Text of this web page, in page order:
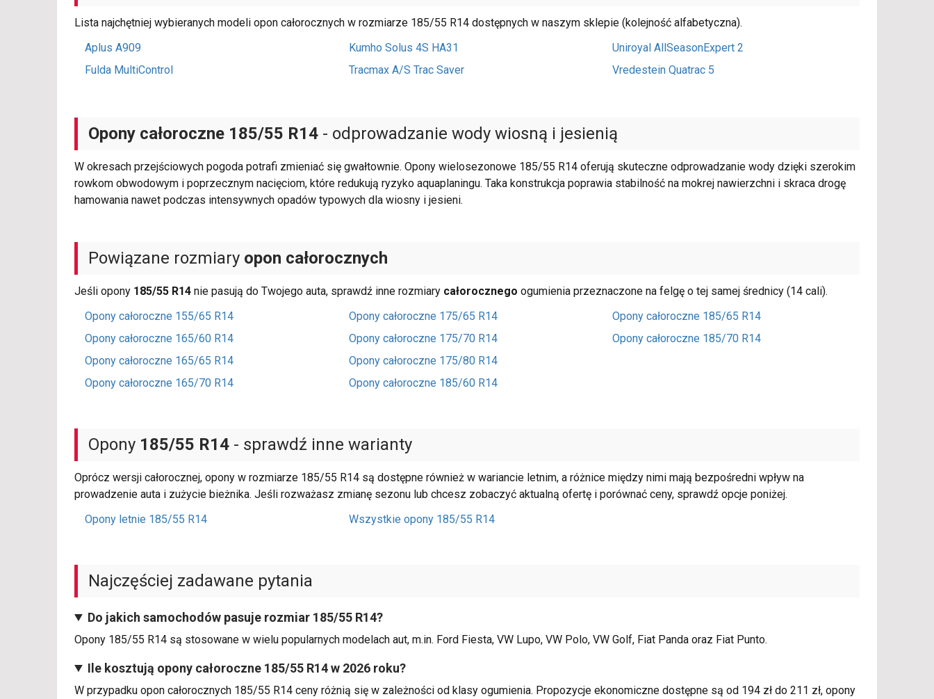
Lista najchętniej wybieranych modeli opon całorocznych w rozmiarze 185/55 R14 dostępnych w naszym sklepie (kolejność alfabetyczna).
Aplus A909
Fulda MultiControl
Kumho Solus 4S HA31
Tracmax A/S Trac Saver
Uniroyal AllSeasonExpert 2
Vredestein Quatrac 5
Opony całoroczne 185/55 R14 - odprowadzanie wody wiosną i jesienią
W okresach przejściowych pogoda potrafi zmieniać się gwałtownie. Opony wielosezonowe 185/55 R14 oferują skuteczne odprowadzanie wody dzięki szerokim
rowkom obwodowym i poprzecznym nacięciom, które redukują ryzyko aquaplaningu. Taka konstrukcja poprawia stabilność na mokrej nawierzchni i skraca drogę
hamowania nawet podczas intensywnych opadów typowych dla wiosny i jesieni.
Powiązane rozmiary opon całorocznych
Jeśli opony 185/55 R14 nie pasują do Twojego auta, sprawdź inne rozmiary całorocznego ogumienia przeznaczone na felgę o tej samej średnicy (14 cali).
Opony całoroczne 155/65 R14
Opony całoroczne 165/60 R14
Opony całoroczne 165/65 R14
Opony całoroczne 165/70 R14
Opony całoroczne 175/65 R14
Opony całoroczne 175/70 R14
Opony całoroczne 175/80 R14
Opony całoroczne 185/60 R14
Opony całoroczne 185/65 R14
Opony całoroczne 185/70 R14
Opony 185/55 R14 - sprawdź inne warianty
Oprócz wersji całorocznej, opony w rozmiarze 185/55 R14 są dostępne również w wariancie letnim, a różnice między nimi mają bezpośredni wpływ na
prowadzenie auta i zużycie bieżnika. Jeśli rozważasz zmianę sezonu lub chcesz zobaczyć aktualną ofertę i porównać ceny, sprawdź opcje poniżej.
Opony letnie 185/55 R14
Wszystkie opony 185/55 R14
Najczęściej zadawane pytania
Do jakich samochodów pasuje rozmiar 185/55 R14?
Opony 185/55 R14 są stosowane w wielu popularnych modelach aut, m.in. Ford Fiesta, VW Lupo, VW Polo, VW Golf, Fiat Panda oraz Fiat Punto.
Ile kosztują opony całoroczne 185/55 R14 w 2026 roku?
W przypadku opon całorocznych 185/55 R14 ceny różnią się w zależności od klasy ogumienia. Propozycje ekonomiczne dostępne są od 194 zł do 211 zł, opony